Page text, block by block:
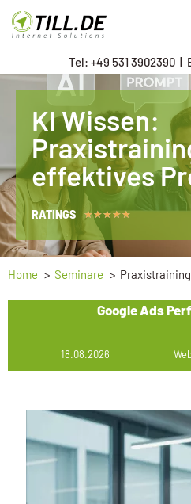
Zum
Tel: +49 531 3902390|
KI Wissen:
effektives
RATINGS ★★★★★
Home Seminare
Google Ads
18.08.2026